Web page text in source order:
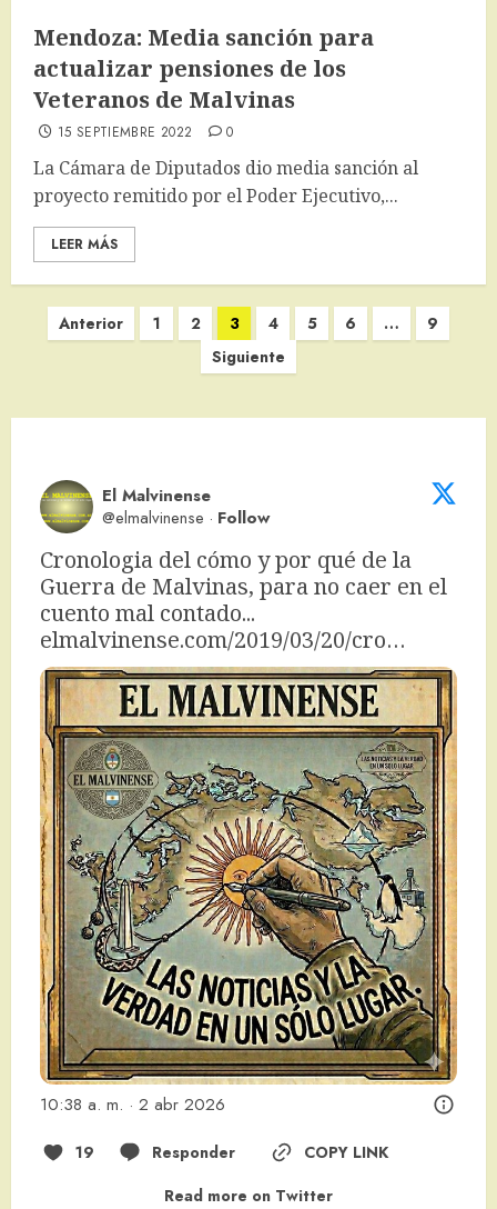
Mendoza: Media sanción para
actualizar pensiones de los
Veteranos de Malvinas
15 SEPTIEMBRE 2022 0
La Cámara de Diputados dio media sanción al
proyecto remitido por el Poder Ejecutivo,...
LEER MÁS
Paginación
Anterior 1 2 3 4 5 6 …
9
Siguiente
El Malvinense
@elmalvinense · Follow
Cronologia del cómo y por qué de la
Guerra de Malvinas, para no caer en el
elmalvinense.com/2019/03/20/cro…
10:38 a. m. · 2 abr 2026
19 Responder
COPY LINK
Read more on Twitter